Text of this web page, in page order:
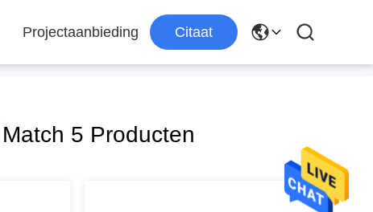
Projectaanbieding Citaat
Match 5 Producten